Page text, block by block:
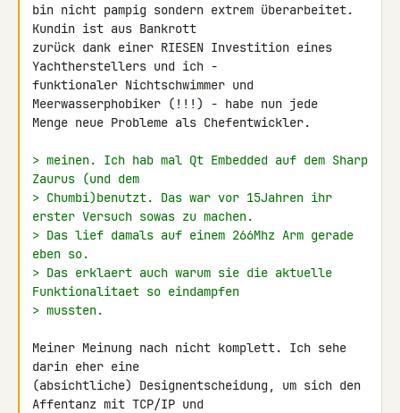
bin nicht pampig sondern extrem überarbeitet.
Kundin ist aus Bankrott
zurück dank einer RIESEN Investition eines
Yachtherstellers und ich -
funktionaler Nichtschwimmer und
Meerwasserphobiker (!!!) - habe nun jede
Menge neue Probleme als Chefentwickler.
> meinen. Ich hab mal Qt Embedded auf dem Sharp
Zaurus (und dem
> Chumbi)benutzt. Das war vor 15Jahren ihr
erster Versuch sowas zu machen.
> Das lief damals auf einem 266Mhz Arm gerade
eben so.
> Das erklaert auch warum sie die aktuelle
Funktionalitaet so eindampfen
> mussten.
Meiner Meinung nach nicht komplett. Ich sehe
darin eher eine
(absichtliche) Designentscheidung, um sich den
Affentanz mit TCP/IP und